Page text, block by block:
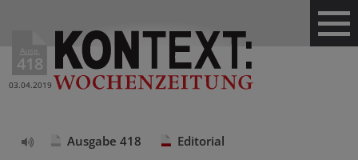
Ausg.
418
03.04.2019
Ausgabe 418 Editorial